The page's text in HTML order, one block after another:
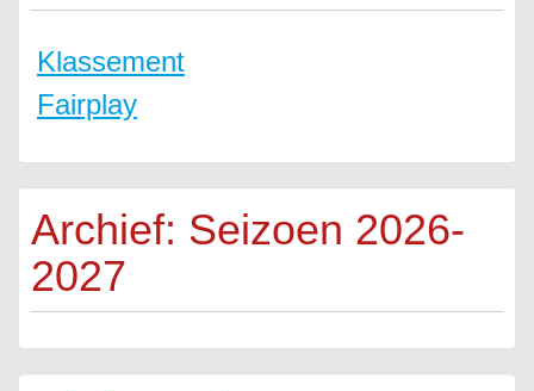
Klassement
Fairplay
Archief: Seizoen 2026-
2027